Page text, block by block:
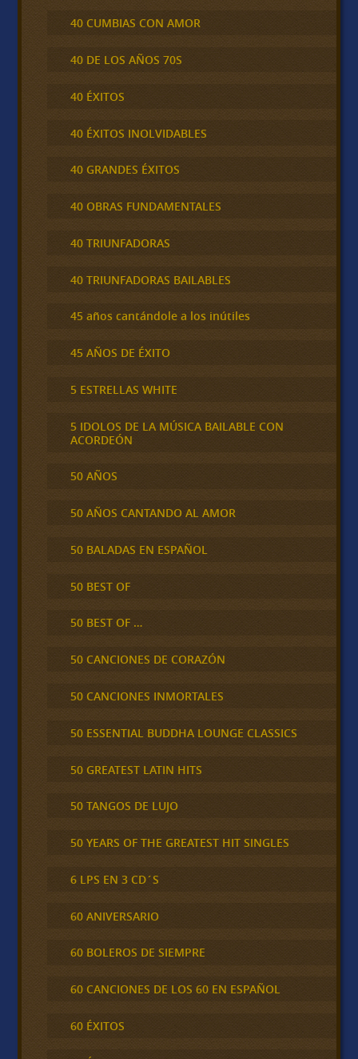
40 CUMBIAS CON AMOR
40 DE LOS AÑOS 70S
40 ÉXITOS
40 ÉXITOS INOLVIDABLES
40 GRANDES ÉXITOS
40 OBRAS FUNDAMENTALES
40 TRIUNFADORAS
40 TRIUNFADORAS BAILABLES
45 años cantándole a los inútiles
45 AÑOS DE ÉXITO
5 ESTRELLAS WHITE
5 IDOLOS DE LA MÚSICA BAILABLE CON
ACORDEÓN
50 AÑOS
50 AÑOS CANTANDO AL AMOR
50 BALADAS EN ESPAÑOL
50 BEST OF
50 BEST OF …
50 CANCIONES DE CORAZÓN
50 CANCIONES INMORTALES
50 ESSENTIAL BUDDHA LOUNGE CLASSICS
50 GREATEST LATIN HITS
50 TANGOS DE LUJO
50 YEARS OF THE GREATEST HIT SINGLES
6 LPS EN 3 CD´S
60 ANIVERSARIO
60 BOLEROS DE SIEMPRE
60 CANCIONES DE LOS 60 EN ESPAÑOL
60 ÉXITOS